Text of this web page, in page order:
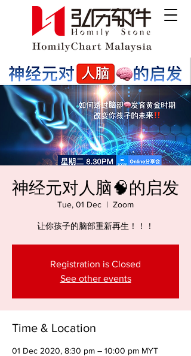
神经元对人脑🧠的启发
Tue, 01 Dec
  |
Zoom
让你孩子的脑部重新再生！！！
Registration is Closed
See other events
Time & Location
01 Dec 2020, 8:30 pm – 10:00 pm MYT